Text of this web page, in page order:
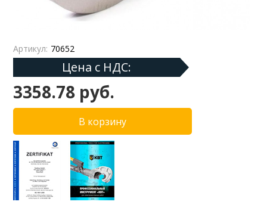
Артикул: 70652
Цена с НДС:
3358.78 руб.